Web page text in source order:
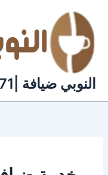
المحتوى
النوبي ضيافة |50753371